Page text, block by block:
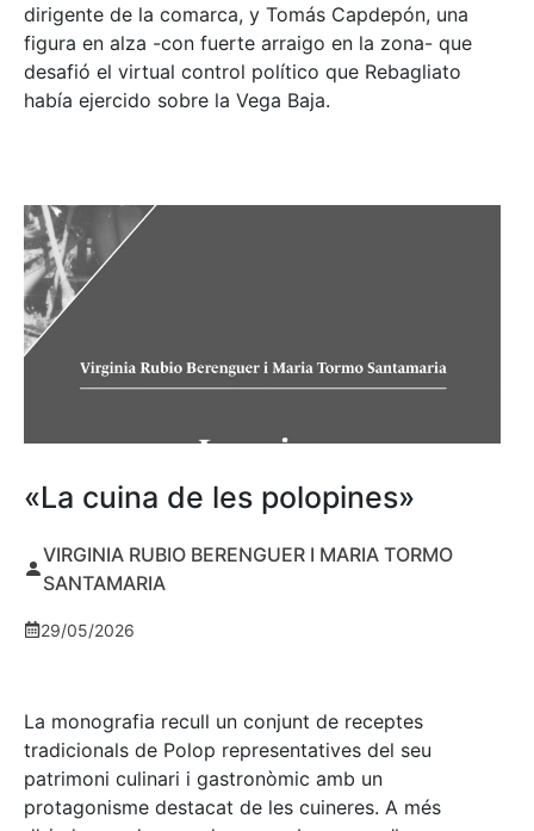
dirigente de la comarca, y Tomás Capdepón, una
figura en alza -con fuerte arraigo en la zona- que
desafió el virtual control político que Rebagliato
había ejercido sobre la Vega Baja.
«La cuina de les polopines»
VIRGINIA RUBIO BERENGUER I MARIA TORMO
SANTAMARIA
29/05/2026
La monografia recull un conjunt de receptes
tradicionals de Polop representatives del seu
patrimoni culinari i gastronòmic amb un
protagonisme destacat de les cuineres. A més